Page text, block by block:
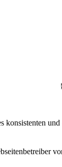
werden nur
und